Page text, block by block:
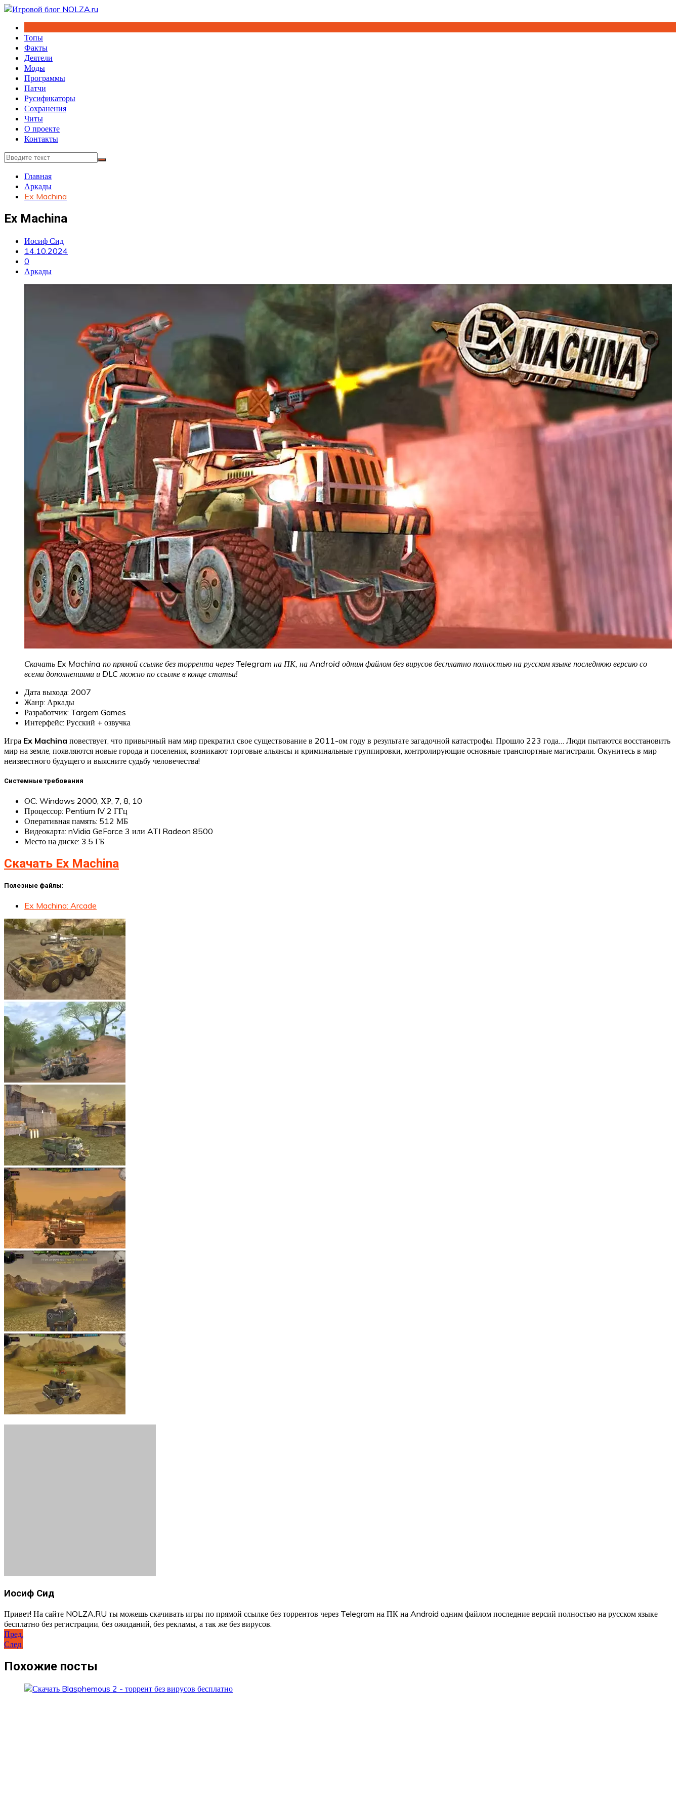
Перейти
содержимому
Топы
Факты
Деятели
Моды
Программы
Патчи
Русификаторы
Сохранения
Читы
О проекте
Контакты
Главная
Аркады
Ex Machina
Ex Machina
Иосиф Сид
14.10.2024
0
Аркады
Скачать Ex Machina по прямой ссылке без торрента через Telegram на ПК, на Android одним файлом без вирусов бесплатно полностью на русском языке последнюю версию со
всеми дополнениями и DLC можно по ссылке в конце статьи!
Дата выхода: 2007
Жанр: Аркады
Разработчик: Targem Games
Интерфейс: Русский + озвучка
Игра Ex Machina повествует, что привычный нам мир прекратил свое существование в 2011-ом году в результате загадочной катастрофы. Прошло 223 года… Люди пытаются восстановить
мир на земле, появляются новые города и поселения, возникают торговые альянсы и криминальные группировки, контролирующие основные транспортные магистрали. Окунитесь в мир
неизвестного будущего и выясните судьбу человечества!
Системные требования
ОС: Windows 2000, ХР, 7, 8, 10
Процессор: Pentium IV 2 ГГц
Оперативная память: 512 МБ
Видеокарта: nVidia GeForce 3 или ATI Radeon 8500
Место на диске: 3.5 ГБ
Скачать Ex Machina
Полезные файлы:
Ex Machina: Arcade
Иосиф Сид
Привет! На сайте NOLZA.RU ты можешь скачивать игры по прямой ссылке без торрентов через Telegram на ПК на Android одним файлом последние версий полностью на русском языке
бесплатно без регистрации, без ожиданий, без рекламы, а так же без вирусов.
Навигация
по
записям
Пред.
След.
Похожие посты